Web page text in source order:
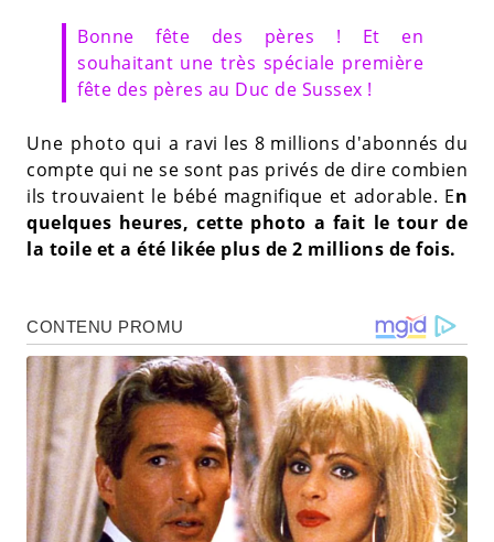
Bonne fête des pères ! Et en
souhaitant une très spéciale première
fête des pères au Duc de Sussex !
Une photo qui a ravi les 8 millions d'abonnés du
compte qui ne se sont pas privés de dire combien
ils trouvaient le bébé magnifique et adorable. En
quelques heures, cette photo a fait le tour de
la toile et a été likée plus de 2 millions de fois.